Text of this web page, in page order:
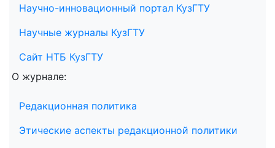
Научно-инновационный портал КузГТУ
Научные журналы КузГТУ
Сайт НТБ КузГТУ
О журнале:
Редакционная политика
Этические аспекты редакционной политики